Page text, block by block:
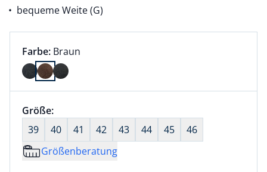
bequeme Weite (G)
Farbauswahl:
Farbe: aktuell ausgewählt:
Braun
Farbe Braun ausgewählt
Größenauswahl:
Größe:nichts ausgewählt
39
40 41 42 43 44 45
46
Größenberatung